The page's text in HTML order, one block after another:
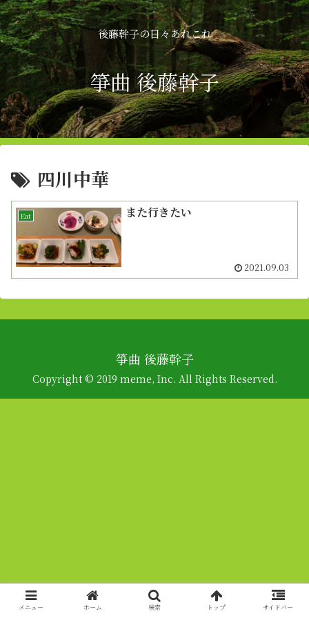
後藤幹子の日々あれこれ
箏曲 後藤幹子
四川中華
Eat また行きたい
2021.09.03
箏曲 後藤幹子
Copyright © 2019 meme, Inc. All Rights Reserved.
メニュー ホーム 検索 トップ サイドバー